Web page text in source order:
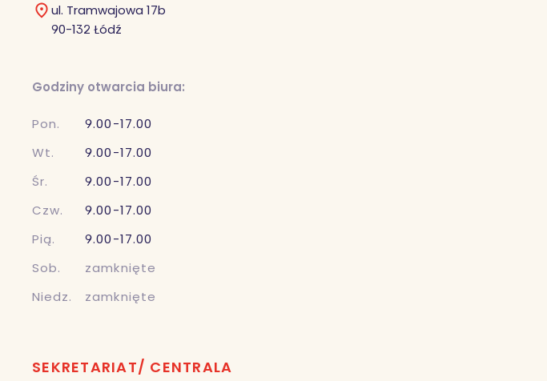
ul. Tramwajowa 17b
90-132 Łódź
Godziny otwarcia biura:
Pon.
9.00-17.00
Wt.
9.00-17.00
Śr.
9.00-17.00
Czw.
9.00-17.00
Pią.
9.00-17.00
Sob.
zamknięte
Niedz.
zamknięte
SEKRETARIAT/ CENTRALA